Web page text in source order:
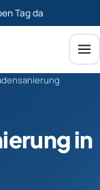
Tag da
in